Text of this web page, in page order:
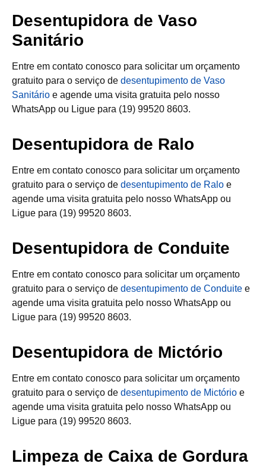
Desentupidora de Vaso
Sanitário
Entre em contato conosco para solicitar um orçamento
gratuito para o serviço de desentupimento de Vaso
Sanitário e agende uma visita gratuita pelo nosso
WhatsApp ou Ligue para (19) 99520 8603.
Desentupidora de Ralo
Entre em contato conosco para solicitar um orçamento
gratuito para o serviço de desentupimento de Ralo e
agende uma visita gratuita pelo nosso WhatsApp ou
Ligue para (19) 99520 8603.
Desentupidora de Conduite
Entre em contato conosco para solicitar um orçamento
gratuito para o serviço de desentupimento de Conduite e
agende uma visita gratuita pelo nosso WhatsApp ou
Ligue para (19) 99520 8603.
Desentupidora de Mictório
Entre em contato conosco para solicitar um orçamento
gratuito para o serviço de desentupimento de Mictório e
agende uma visita gratuita pelo nosso WhatsApp ou
Ligue para (19) 99520 8603.
Limpeza de Caixa de Gordura